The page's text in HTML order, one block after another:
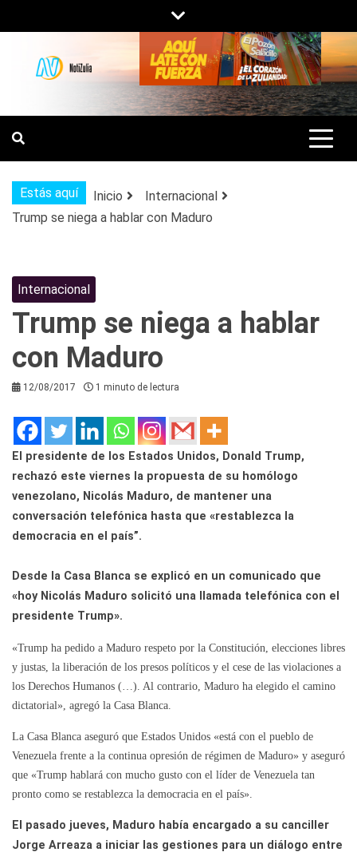
al
contenido
NOTIZULIA
NOTICIAS DEL ZULIA, VENEZUELA Y
DE INTERÉS GENERAL.
Estás aquí Inicio
Internacional
Trump se niega a hablar con Maduro
Internacional
Trump se niega a hablar
con Maduro
12/08/2017 1 minuto de lectura
El presidente de los Estados Unidos, Donald Trump,
rechazó este viernes la propuesta de su homólogo
venezolano, Nicolás Maduro, de mantener una
conversación telefónica hasta que «restablezca la
democracia en el país”.
Desde la Casa Blanca se explicó en un comunicado que
«hoy Nicolás Maduro solicitó una llamada telefónica con el
presidente Trump».
«Trump ha pedido a Maduro respeto por la Constitución, elecciones libres
y justas, la liberación de los presos políticos y el cese de las violaciones a
los Derechos Humanos (…). Al contrario, Maduro ha elegido el camino
dictatorial», agregó la Casa Blanca.
La Casa Blanca aseguró que Estados Unidos «está con el pueblo de
Venezuela frente a la continua opresión de régimen de Maduro» y aseguró
que «Trump hablará con mucho gusto con el líder de Venezuela tan
pronto como se restablezca la democracia en el país».
El pasado jueves, Maduro había encargado a su canciller
Jorge Arreaza a iniciar las gestiones para un diálogo entre